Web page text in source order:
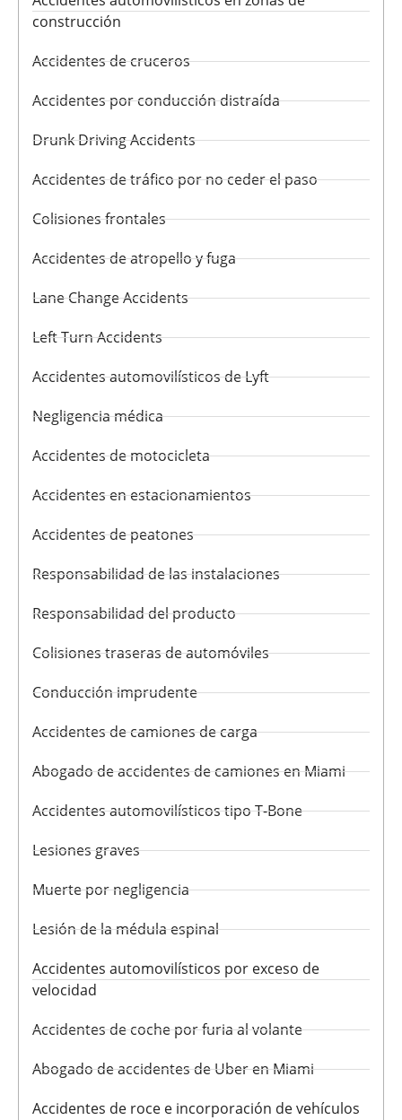
construcción
Accidentes de cruceros
Accidentes por conducción distraída
Drunk Driving Accidents
Accidentes de tráfico por no ceder el paso
Colisiones frontales
Accidentes de atropello y fuga
Lane Change Accidents
Left Turn Accidents
Accidentes automovilísticos de Lyft
Negligencia médica
Accidentes de motocicleta
Accidentes en estacionamientos
Accidentes de peatones
Responsabilidad de las instalaciones
Responsabilidad del producto
Colisiones traseras de automóviles
Conducción imprudente
Accidentes de camiones de carga
Abogado de accidentes de camiones en Miami
Accidentes automovilísticos tipo T-Bone
Lesiones graves
Muerte por negligencia
Lesión de la médula espinal
Accidentes automovilísticos por exceso de
velocidad
Accidentes de coche por furia al volante
Abogado de accidentes de Uber en Miami
Accidentes de roce e incorporación de vehículos